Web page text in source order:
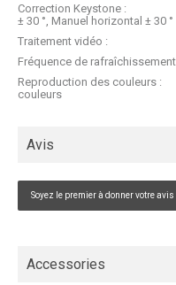
Correction
± 30 °, Manuel horizontal ± 30 °
Traitement
Fréquence de
Reproduction des
couleurs
Avis
Soyez le premier à donner votre avis
Accessories